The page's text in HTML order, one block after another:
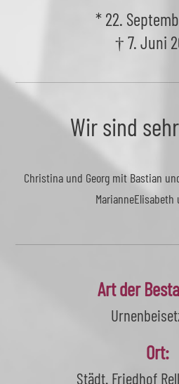
* 22.
† 7. Juni
Wir sind
Christina und Georg mit Bastian
MarianneElisabeth
Art der
Ort:
Städt. Friedhof